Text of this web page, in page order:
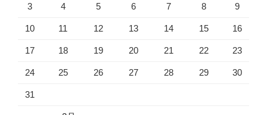
3 4 5 6 7 8 9
10 11 12 13 14 15 16
17 18 19 20 21 22 23
24 25 26 27 28 29 30
31